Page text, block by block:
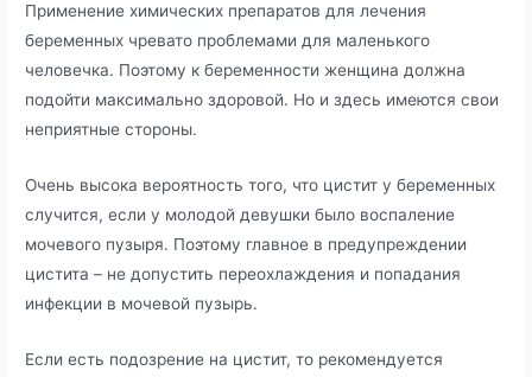
Применение химических препаратов для лечения
беременных чревато проблемами для маленького
человечка. Поэтому к беременности женщина должна
подойти максимально здоровой. Но и здесь имеются свои
неприятные стороны.
Очень высока вероятность того, что цистит у беременных
случится, если у молодой девушки было воспаление
мочевого пузыря. Поэтому главное в предупреждении
цистита – не допустить переохлаждения и попадания
инфекции в мочевой пузырь.
Если есть подозрение на цистит, то рекомендуется